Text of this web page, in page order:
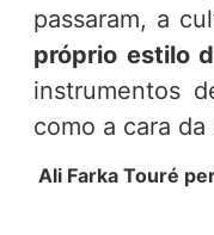
passaram, a
próprio estilo
instrumentos
como a cara
Ali Farka Touré